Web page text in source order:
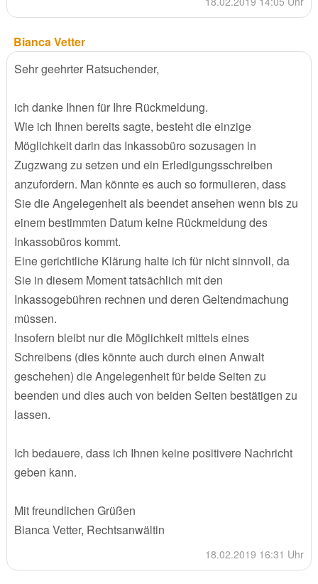
Bianca Vetter
Sehr geehrter Ratsuchender,
ich danke Ihnen für Ihre Rückmeldung.
Wie ich Ihnen bereits sagte, besteht die einzige
Möglichkeit darin das Inkassobüro sozusagen in
Zugzwang zu setzen und ein Erledigungsschreiben
anzufordern. Man könnte es auch so formulieren, dass
Sie die Angelegenheit als beendet ansehen wenn bis zu
einem bestimmten Datum keine Rückmeldung des
Inkassobüros kommt.
Eine gerichtliche Klärung halte ich für nicht sinnvoll, da
Sie in diesem Moment tatsächlich mit den
Inkassogebühren rechnen und deren Geltendmachung
müssen.
Insofern bleibt nur die Möglichkeit mittels eines
Schreibens (dies könnte auch durch einen Anwalt
geschehen) die Angelegenheit für beide Seiten zu
beenden und dies auch von beiden Seiten bestätigen zu
lassen.
Ich bedauere, dass ich Ihnen keine positivere Nachricht
geben kann.
Mit freundlichen Grüßen
Bianca Vetter, Rechtsanwältin
18.02.2019 16:31 Uhr